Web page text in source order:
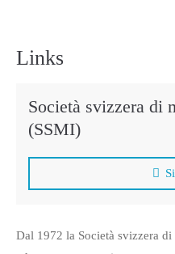
Links
Società svizzera di
(SSMI)
Dal 1972 la Società svizzera